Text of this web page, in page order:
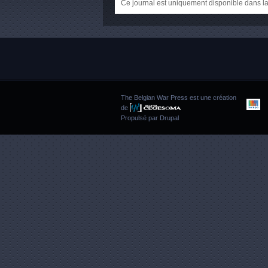
Ce journal est uniquement disponible dans
The Belgian War Press est une création
de
Propulsé par Drupal